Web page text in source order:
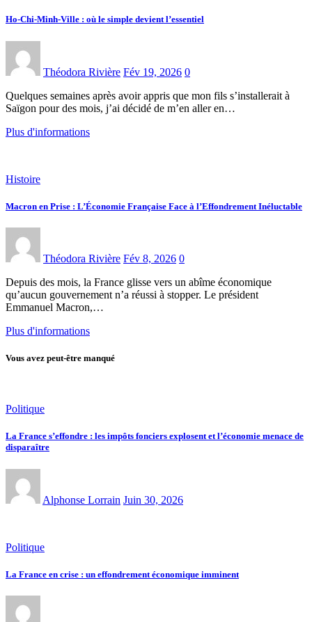
Ho-Chi-Minh-Ville : où le simple devient l’essentiel
Théodora Rivière Fév 19, 2026 0
Quelques semaines après avoir appris que mon fils s’installerait à
Saïgon pour des mois, j’ai décidé de m’en aller en…
Plus d'informations
Histoire
Macron en Prise : L’Économie Française Face à l’Effondrement Inéluctable
Théodora Rivière Fév 8, 2026 0
Depuis des mois, la France glisse vers un abîme économique
qu’aucun gouvernement n’a réussi à stopper. Le président
Emmanuel Macron,…
Plus d'informations
Vous avez peut-être manqué
Politique
La France s’effondre : les impôts fonciers explosent et l’économie menace de
disparaître
Alphonse Lorrain Juin 30, 2026
Politique
La France en crise : un effondrement économique imminent